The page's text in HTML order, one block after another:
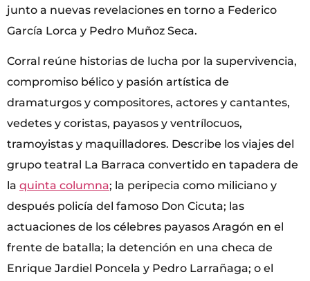
junto a nuevas revelaciones en torno a Federico
García Lorca y Pedro Muñoz Seca.
Corral reúne historias de lucha por la supervivencia,
compromiso bélico y pasión artística de
dramaturgos y compositores, actores y cantantes,
vedetes y coristas, payasos y ventrílocuos,
tramoyistas y maquilladores. Describe los viajes del
grupo teatral La Barraca convertido en tapadera de
la quinta columna; la peripecia como miliciano y
después policía del famoso Don Cicuta; las
actuaciones de los célebres payasos Aragón en el
frente de batalla; la detención en una checa de
Enrique Jardiel Poncela y Pedro Larrañaga; o el